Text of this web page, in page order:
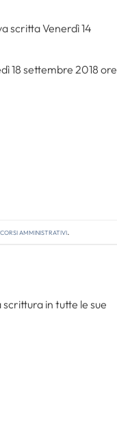
scritta Venerdì 14
18 settembre 2018 ore
amministrativi.
in tutte le sue